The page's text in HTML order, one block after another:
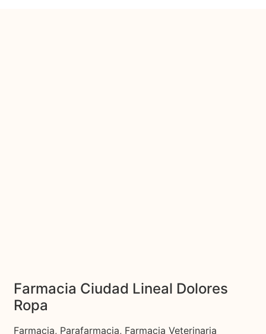
Farmacia Ciudad Lineal Dolores
Ropa
Farmacia, Parafarmacia, Farmacia Veterinaria